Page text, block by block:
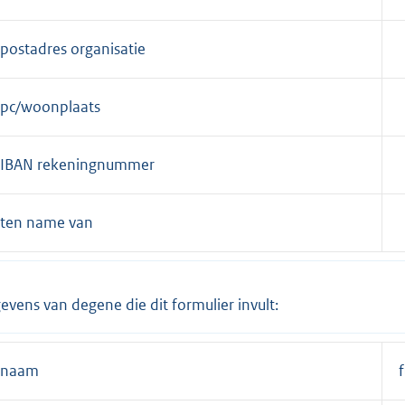
postadres organisatie
pc/woonplaats
IBAN rekeningnummer
ten name van
van degene die dit formulier invult:
naam